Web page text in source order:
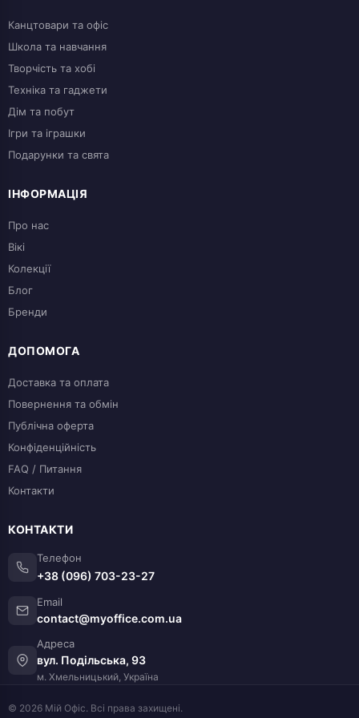
Канцтовари та офіс
Школа та навчання
Творчість та хобі
Техніка та гаджети
Дім та побут
Ігри та іграшки
Подарунки та свята
ІНФОРМАЦІЯ
Про нас
Вікі
Колекції
Блог
Бренди
ДОПОМОГА
Доставка та оплата
Повернення та обмін
Публічна оферта
Конфіденційність
FAQ / Питання
Контакти
КОНТАКТИ
Телефон
+38 (096) 703-23-27
Email
contact@myoffice.com.ua
Адреса
вул. Подільська, 93
м. Хмельницький, Україна
© 2026 Мій Офіс. Всі права захищені.